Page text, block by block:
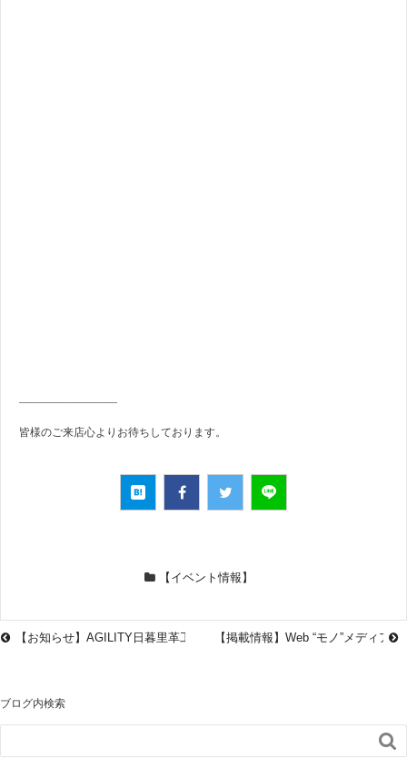
—————————
皆様のご来店心よりお待ちしております。
【イベント情報】
【お知らせ】AGILITY日暮里革工房 2021冬季休業のお知らせ【年末年始
【掲載情報】Web “モノ”メディア
ブログ内検索
